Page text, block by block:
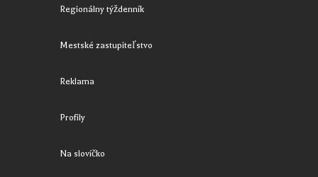
Regionálny týždenník
Mestské zastupiteľstvo
Reklama
Profily
Na slovíčko